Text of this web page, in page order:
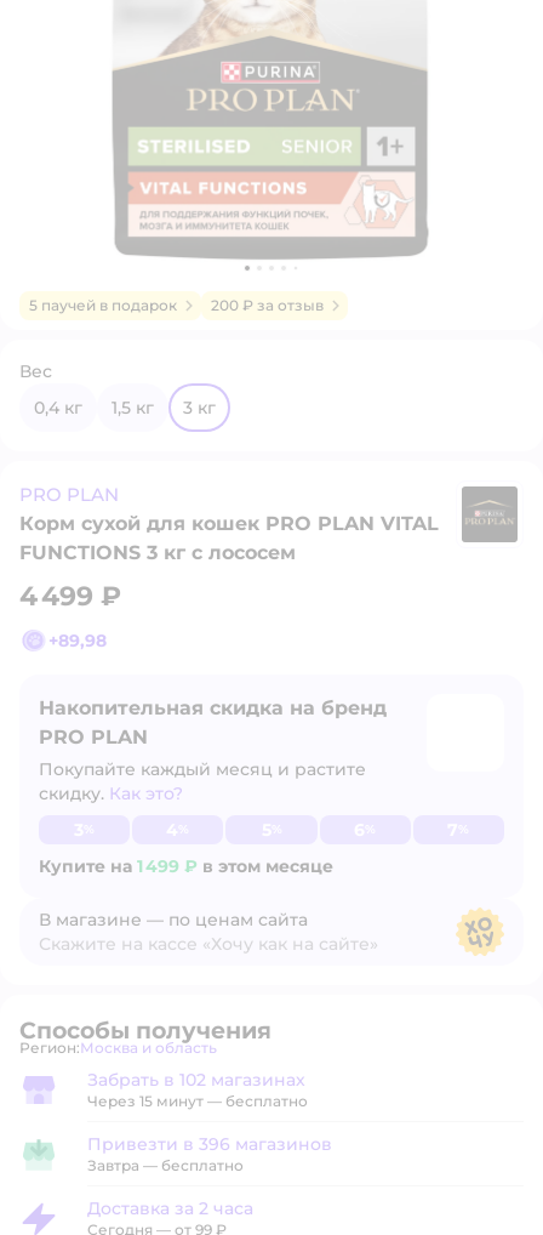
5 паучей в подарок 200 ₽ за отзыв
Вес
0,4 кг
1,5 кг 3 кг
PRO PLAN
Корм сухой для кошек PRO PLAN VITAL
FUNCTIONS 3 кг с лососем
4 499 ₽
+89,98
Накопительная скидка на бренд
PRO PLAN
Покупайте каждый месяц и растите
скидку. Как это?
Купите на 1 499 ₽ в этом месяце
Узнать больше
В магазине — по ценам сайта
Скажите на кассе «Хочу как на сайте»
Способы получения
Регион: Выбор адреса доставки.
Москва и область
Забрать в магазине
Забрать в 102 магазинах
Через 15 минут — бесплатно
Привезти в магазин
Привезти в 396 магазинов
Завтра — бесплатно
Доставка за 2 часа
Доставка за 2 часа
Сегодня — от 99 ₽